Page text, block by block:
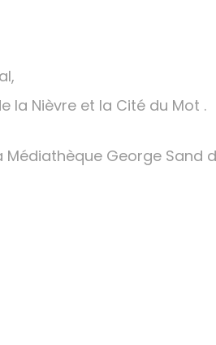
la Nièvre et la Cité du Mot .
George Sand